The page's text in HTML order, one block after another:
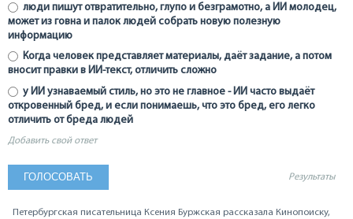
люди пишут отвратительно, глупо и безграмотно, а ИИ молодец,
может из говна и палок людей собрать новую полезную
информацию
Когда человек представляет материалы, даёт задание, а потом
вносит правки в ИИ-текст, отличить сложно
у ИИ узнаваемый стиль, но это не главное - ИИ часто выдаёт
откровенный бред, и если понимаешь, что это бред, его легко
отличить от бреда людей
Добавить свой ответ
Результаты
Петербургская писательница Ксения Буржская рассказала Кинопоиску,